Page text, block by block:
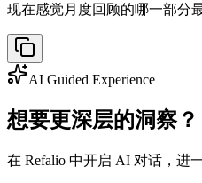
现在感觉月度回顾的哪一部分
AI Guided Experience
想要更深层的洞察？
在 Refalio 中开启 AI 对话，进